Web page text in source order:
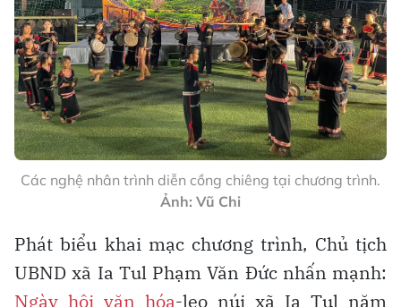
Các nghệ nhân trình diễn cồng chiêng tại chương trình.
Ảnh: Vũ Chi
Phát biểu khai mạc chương trình, Chủ tịch
UBND xã Ia Tul Phạm Văn Đức nhấn mạnh:
Ngày hội văn hóa-leo núi xã Ia Tul năm